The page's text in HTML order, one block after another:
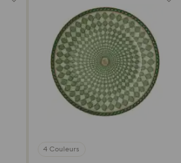
4 Couleurs